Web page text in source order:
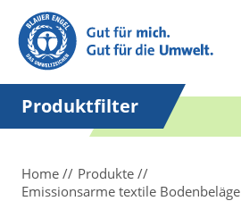
Suchbegriff in
Anführungszeichen
setzen.
Produktfilter
Home
Produkte
Emissionsarme textile